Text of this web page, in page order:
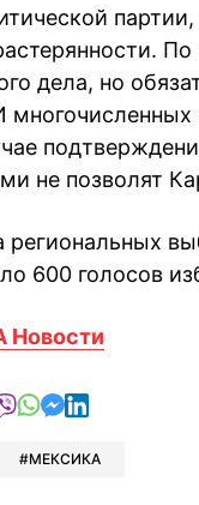
дела, но
не позволят
600 голосов
Новости
в Telegram
в Facebook
в X
отправить в Viber
отправить в
отправить в
отправить
МЕКСИКА